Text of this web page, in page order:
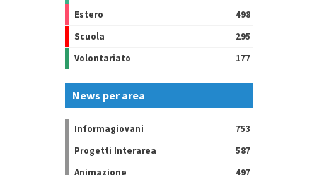
Estero
498
Scuola
295
Volontariato
177
News per area
Informagiovani
753
Progetti Interarea
587